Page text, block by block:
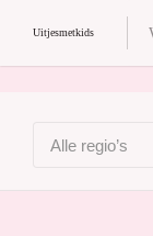
/home/uitjesmetkids/
Uitjesmetkids
Alle regio’s